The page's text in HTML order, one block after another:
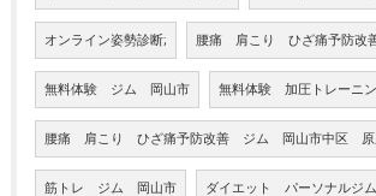
オンライン姿勢診断; 腰痛 肩こり ひざ痛予防改
無料体験 ジム 岡山市 無料体験 加圧トレーニ
腰痛 肩こり ひざ痛予防改善 ジム 岡山市中区 原
筋トレ ジム 岡山市 ダイエット パーソナルジ